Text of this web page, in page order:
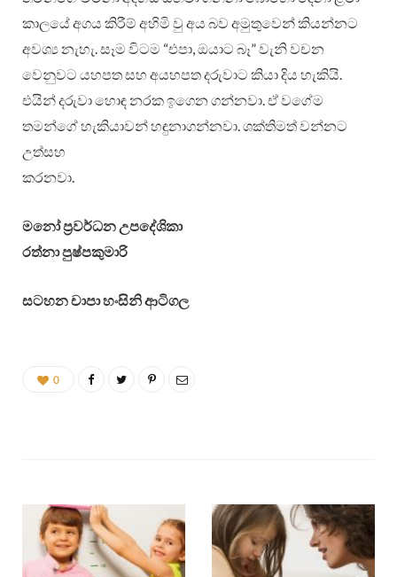
කාලයේ අගය කිරීම් අහිමි වු අය බව අමුතුවෙන් කියන්නට
අවශ්‍ය නැහැ. සෑම විටම “එපා, ඔයාට බෑ” වැනි වචන
වෙනුවට යහපත සහ අයහපත දරුවාට කියා දිය හැකියි.
එයින් දරුවා හොඳ නරක ඉගෙන ගන්නවා. ඒ වගේම
තමන්ගේ හැකියාවන් හඳුනාගන්නවා. ශක්තිමත් වන්නට
උත්සහ
කරනවා.
මනෝ ප්‍රවර්ධන උපදේශිකා
රත්නා පුෂ්පකුමාරි
සටහන චාපා හංසිනි ආටිගල
0